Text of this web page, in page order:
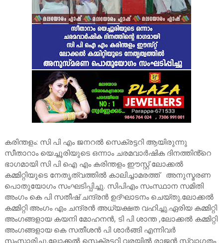
കരിന്തളം: സി പി എം ജനറൽ സെക്രട്ടറി ആയിരുന്നു
സീതാറാം യെച്ചൂരിയുടെ ഒന്നാം ചരമവാർഷിക ദിനത്തിൻ്റെ
ഭാഗമായി സി പി ഐ എം കരിന്തളം ഈസ്റ്റ് ലോക്കൽ
കമ്മിറ്റിയുടെ നേതൃത്വത്തിൽ കാലിച്ചാമരത്ത് അനുസ്മരണ
പൊതുയോഗം സംഘടിപ്പിച്ചു. സിപിഎം സംസ്ഥാന സമിതി
അംഗം കെ പി സതീഷ് ചന്ദ്രൻ ഉദ്ഘാടനം ചെയ്തു.ലോക്കൽ
കമ്മിറ്റി അംഗം എം ചന്ദ്രൻ അധ്യക്ഷത വഹിച്ചു.ഏരിയ കമ്മിറ്റി
അംഗങ്ങളായ കയനി മോഹനൻ, ടി പി ശാന്ത ,ലോക്കൽ കമ്മിറ്റി
അംഗങ്ങളായ കെ സതീശൻ പി ശാർങ്ങി എന്നിവർ
സംസാരിച്ചു.ലോക്കൽ സെക്രട്ടറി വരയിൽ രാജൻ സ്വാഗതം